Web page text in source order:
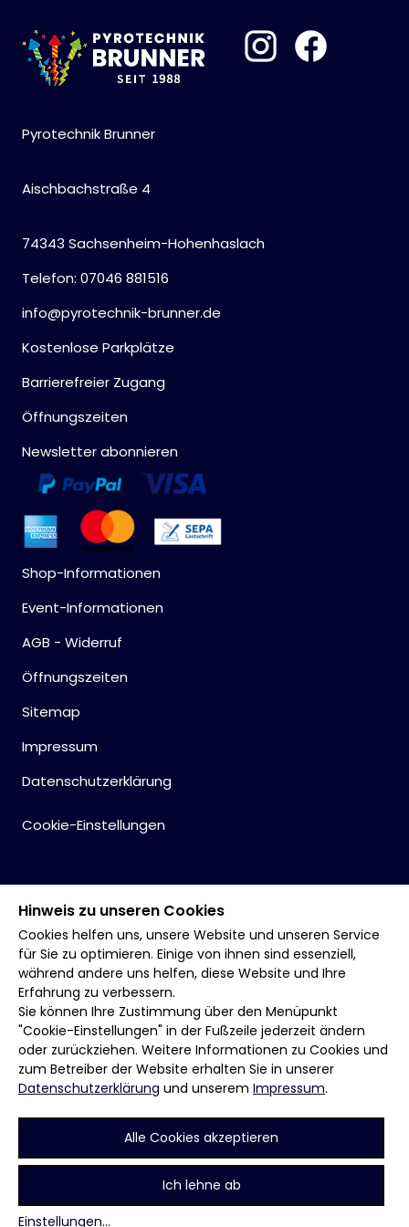
Pyrotechnik Brunner
Aischbachstraße 4
74343 Sachsenheim-Hohenhaslach
Telefon: 07046 881516
info@pyrotechnik-brunner.de
Kostenlose Parkplätze
Barrierefreier Zugang
Öffnungszeiten
Newsletter abonnieren
Shop-Informationen
Event-Informationen
AGB - Widerruf
Öffnungszeiten
Sitemap
Impressum
Datenschutzerklärung
Cookie-Einstellungen
Hinweis zu unseren Cookies
Cookies helfen uns, unsere Website und unseren Service
für Sie zu optimieren. Einige von ihnen sind essenziell,
während andere uns helfen, diese Website und Ihre
Erfahrung zu verbessern.
Sie können Ihre Zustimmung über den Menüpunkt
"Cookie-Einstellungen" in der Fußzeile jederzeit ändern
oder zurückziehen. Weitere Informationen zu Cookies und
zum Betreiber der Website erhalten Sie in unserer
Datenschutzerklärung und unserem Impressum.
Einstellungen...
Ich lehne ab
Alle Cookies akzeptieren